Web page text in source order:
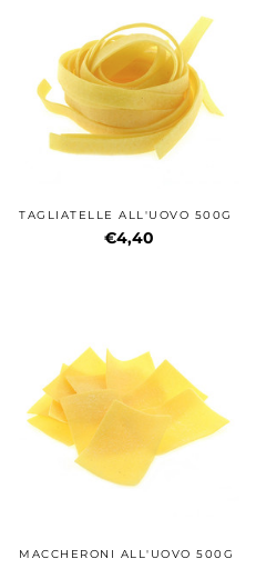
TAGLIATELLE ALL'UOVO 500G
€4,40
MACCHERONI ALL'UOVO 500G